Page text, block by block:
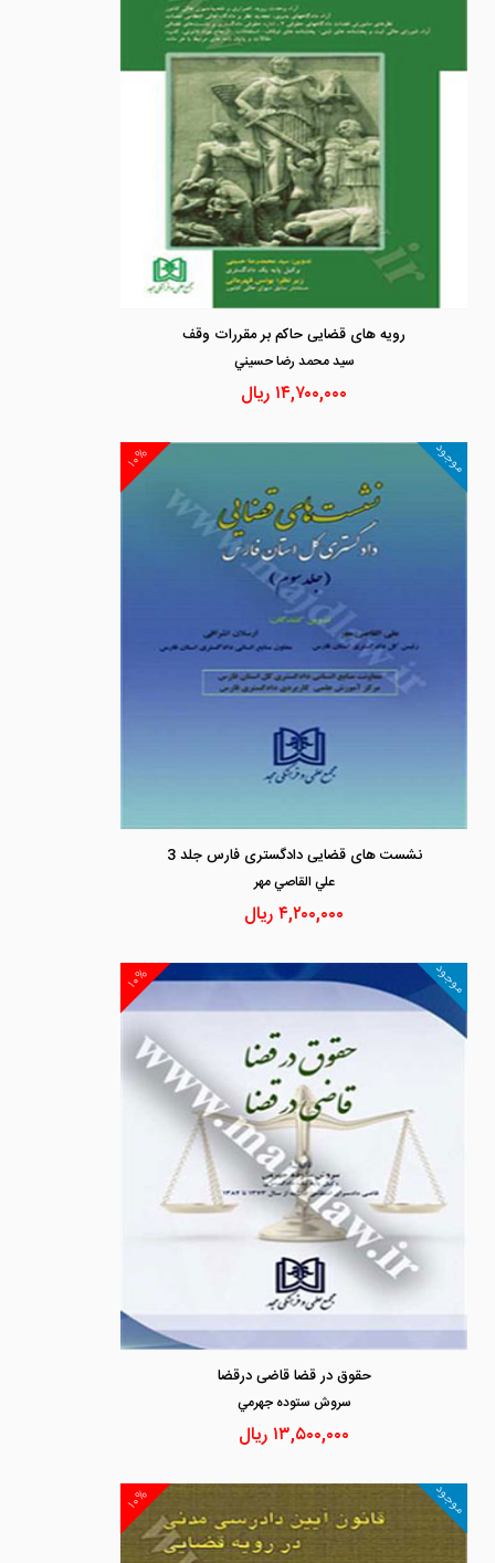
رویه های قضایی حاکم بر مقررات وقف
سيد محمد رضا حسيني
۱۴,۷۰۰,۰۰۰ ریال
۱۰% موجود
نشست های قضایی دادگستری فارس جلد 3
علي القاصي مهر
۴,۲۰۰,۰۰۰ریال
۱۰% موجود
حقوق در قضا قاضی درقضا
سروش ستوده جهرمي
۱۳,۵۰۰,۰۰۰ ریال
۱۰% موجود